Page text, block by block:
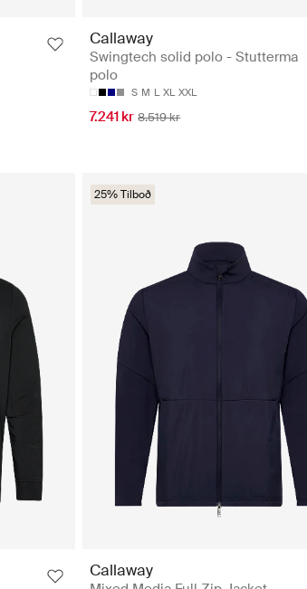
Callaway
Swingtech solid polo - Stutterma
polo
S M L XL XXL
7.241 kr 8.519 kr
25% Tilboð
Callaway